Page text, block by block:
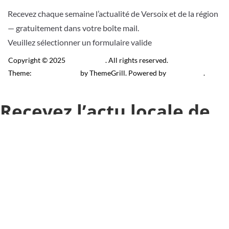
Recevez chaque semaine l’actualité de Versoix et de la région
— gratuitement dans votre boîte mail.
Veuillez sélectionner un formulaire valide
Copyright © 2025
. All rights reserved.
Theme:
by ThemeGrill. Powered by .
Recevez l’actu locale de